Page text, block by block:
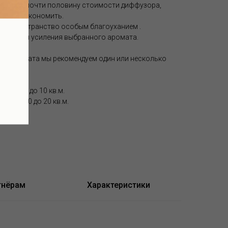
почти половину стоимости диффузора,
экономить.
пространство особым благоуханием .
для усиления выбранного аромата.
аромата мы рекомендуем один или несколько
от 5 до 10 кв.м.
от 10 до 20 кв.м.
Характеристики